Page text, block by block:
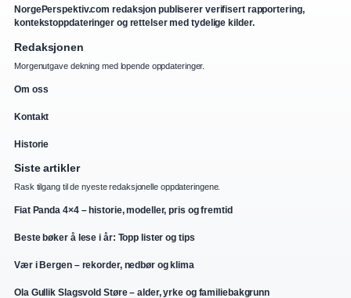
NorgePerspektiv.com redaksjon publiserer verifisert rapportering,
kontekstoppdateringer og rettelser med tydelige kilder.
Redaksjonen
Morgenutgave dekning med lopende oppdateringer.
Om oss
Kontakt
Historie
Siste artikler
Rask tilgang til de nyeste redaksjonelle oppdateringene.
Fiat Panda 4×4 – historie, modeller, pris og fremtid
Beste bøker å lese i år: Topp lister og tips
Vær i Bergen – rekorder, nedbør og klima
Ola Gullik Slagsvold Støre – alder, yrke og familiebakgrunn